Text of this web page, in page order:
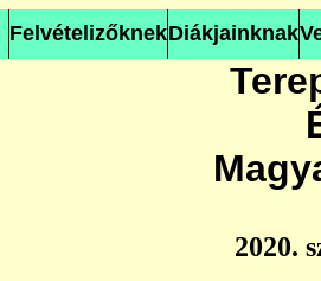
FelvételizőknekDiákjainknak
2020.